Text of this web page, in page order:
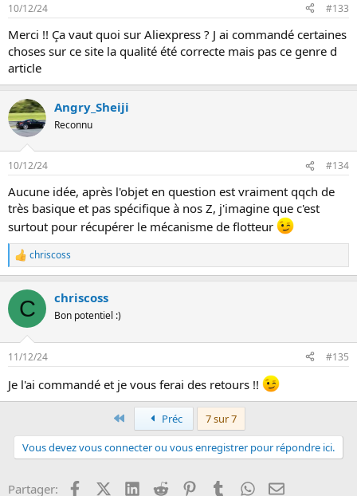
10/12/24 #133
Merci !! Ça vaut quoi sur Aliexpress ? J ai commandé certaines
choses sur ce site la qualité été correcte mais pas ce genre d
article
Angry_Sheiji
Reconnu
10/12/24 #134
Aucune idée, après l'objet en question est vraiment qqch de
très basique et pas spécifique à nos Z, j'imagine que c'est
surtout pour récupérer le mécanisme de flotteur
L
e
r
a
n
s
chriscoss
C chriscoss
Bon potentiel :)
11/12/24 #135
Je l'ai commandé et je vous ferai des retours !!
PremierPréc
7 sur 7
Vous devez vous connecter ou vous enregistrer pour répondre ici.
Partager: FacebookX (Twitter)
LinkedInReddit PinterestTumblrWhatsApp
Email